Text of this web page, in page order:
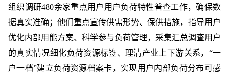
组织调研480余家重点用户用户负荷特性普查工作，确保数
据真实准确；他们重点宣传供需形势、保供措施，指导用户
优化内部用能方案、科学参与负荷管理，采集汇总调查用户
的真实情况细化负荷资源标签、理清产业上下游关系，“一
户一档”建立负荷资源档案卡，实现用户内部负荷分布可感